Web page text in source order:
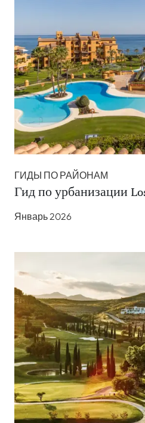
ГИДЫ ПО РАЙОНАМ
Гид по урбанизации
Январь 2026